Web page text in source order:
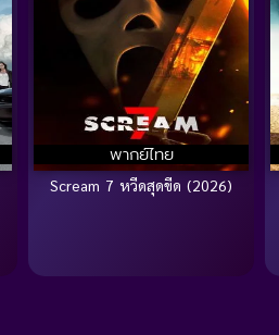
พากย์ไทย
Scream 7 หวีดสุดขีด (2026)